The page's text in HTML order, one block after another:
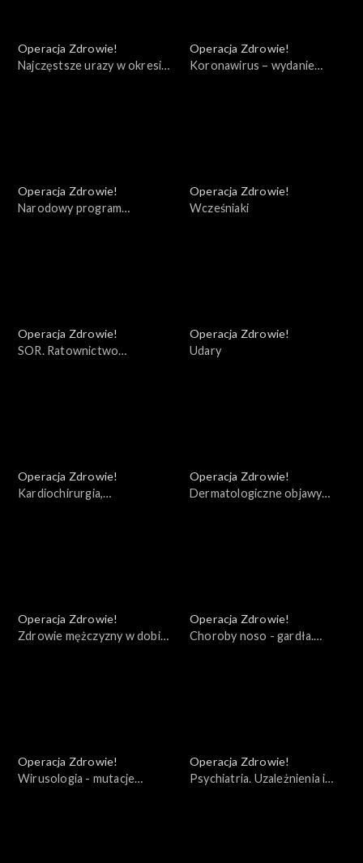
Operacja Zdrowie!
Najczęstsze urazy w okresie
Operacja Zdrowie!
Koronawirus – wydanie
Operacja Zdrowie!
Narodowy program
Operacja Zdrowie!
Wcześniaki
Operacja Zdrowie!
SOR. Ratownictwo
Operacja Zdrowie!
Udary
Operacja Zdrowie!
Kardiochirurgia,
Operacja Zdrowie!
Dermatologiczne objawy
Operacja Zdrowie!
Zdrowie mężczyzny w dobie
Operacja Zdrowie!
Choroby noso - gardła.
Operacja Zdrowie!
Wirusologia - mutacje
Operacja Zdrowie!
Psychiatria. Uzależnienia i